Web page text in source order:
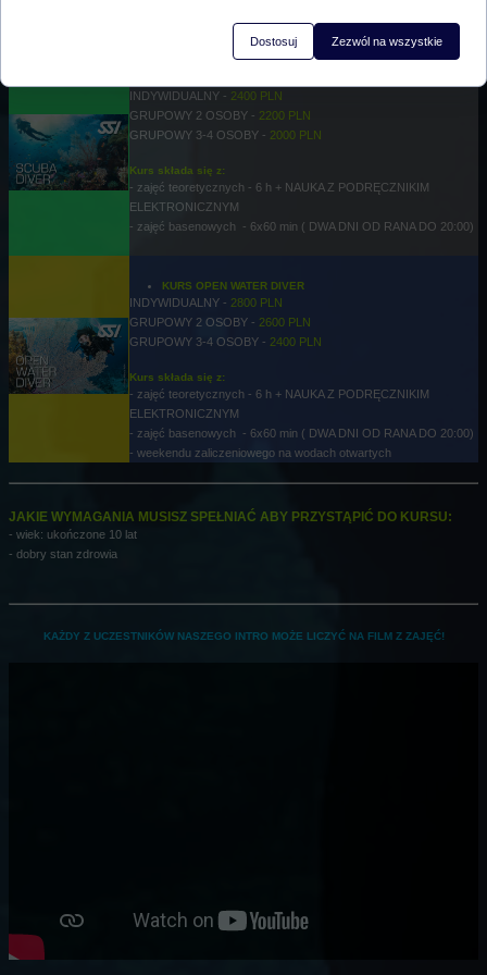
INDYWIDUALNY - 2400 PLN
GRUPOWY 2 OSOBY - 2200 PLN
GRUPOWY 3-4 OSOBY - 2000 PLN
Kurs składa się z:
- zajęć teoretycznych - 6 h + NAUKA Z PODRĘCZNIKIM
ELEKTRONICZNYM
- zajęć basenowych - 6x60 min ( DWA DNI OD RANA DO 20:00)
KURS OPEN WATER DIVER
INDYWIDUALNY - 2800 PLN
GRUPOWY 2 OSOBY - 2600 PLN
GRUPOWY 3-4 OSOBY - 2400 PLN
Kurs składa się z:
- zajęć teoretycznych - 6 h + NAUKA Z PODRĘCZNIKIM
ELEKTRONICZNYM
- zajęć basenowych - 6x60 min ( DWA DNI OD RANA DO 20:00)
- weekendu zaliczeniowego na wodach otwartych
JAKIE WYMAGANIA MUSISZ SPEŁNIAĆ ABY PRZYSTĄPIĆ DO KURSU:
- wiek: ukończone 10 lat
- dobry stan zdrowia
KAŻDY Z UCZESTNIKÓW NASZEGO INTRO MOŻE LICZYĆ NA FILM Z ZAJĘĆ!
Dostosuj Zezwól na wszystkie